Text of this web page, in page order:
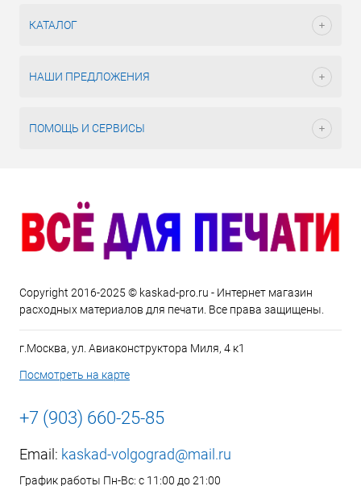
КАТАЛОГ
НАШИ ПРЕДЛОЖЕНИЯ
ПОМОЩЬ И СЕРВИСЫ
Copyright 2016-2025 © kaskad-pro.ru - Интернет магазин
расходных материалов для печати. Все права защищены.
г.Москва, ул. Авиаконструктора Миля, 4 к1
Посмотреть на карте
+7 (903) 660-25-85
Email: kaskad-volgograd@mail.ru
График работы Пн-Вс: с 11:00 до 21:00